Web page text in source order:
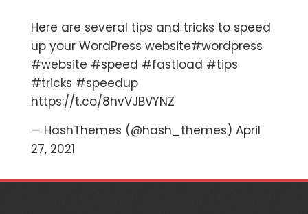
Here are several tips and tricks to speed
up your WordPress website#wordpress
#website #speed #fastload #tips
#tricks #speedup
https://t.co/8hvVJBVYNZ
— HashThemes (@hash_themes) April
27, 2021